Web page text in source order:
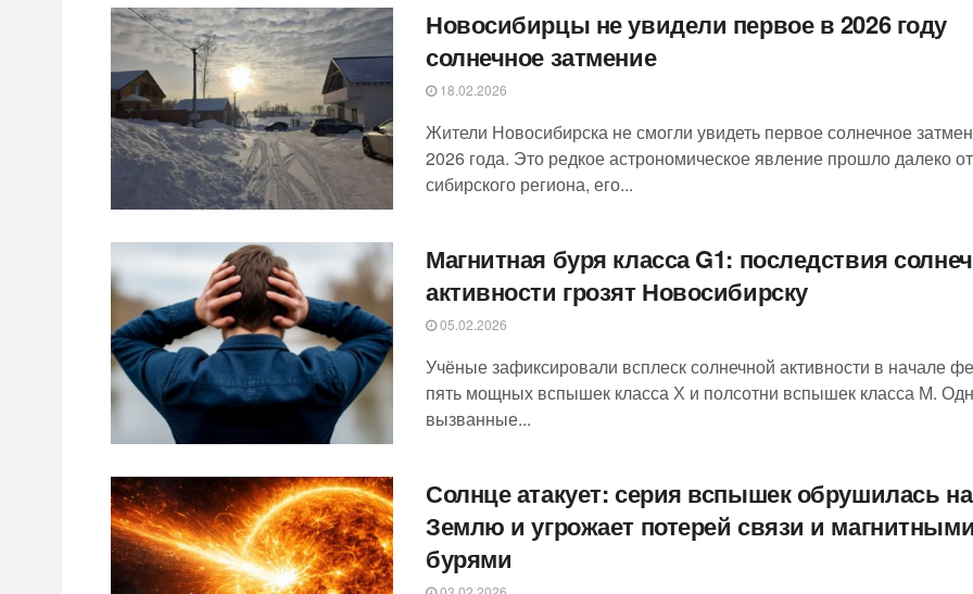
Новосибирцы не увидели первое в 2026 году
солнечное затмение
18.02.2026
Жители Новосибирска не смогли увидеть первое солнечное
2026 года. Это редкое астрономическое явление прошло далеко от
сибирского региона, его...
Магнитная буря класса G1: последствия
активности грозят Новосибирску
05.02.2026
Учёные зафиксировали всплеск солнечной активности в начале
пять мощных вспышек класса Х и полсотни вспышек класса М.
вызванные...
Солнце атакует: серия вспышек обрушилась на
Землю и угрожает потерей связи и магнитными
бурями